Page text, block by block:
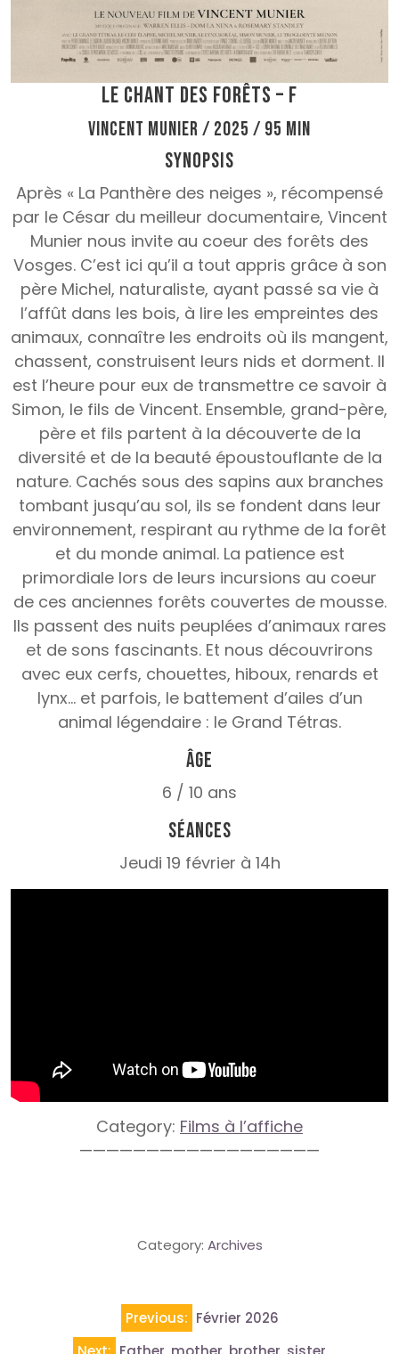
Le chant des forêts – F
Vincent Munier / 2025 / 95 min
Synopsis
Après « La Panthère des neiges », récompensé
par le César du meilleur documentaire, Vincent
Munier nous invite au coeur des forêts des
Vosges. C’est ici qu’il a tout appris grâce à son
père Michel, naturaliste, ayant passé sa vie à
l’affût dans les bois, à lire les empreintes des
animaux, connaître les endroits où ils mangent,
chassent, construisent leurs nids et dorment. Il
est l’heure pour eux de transmettre ce savoir à
Simon, le fils de Vincent. Ensemble, grand-père,
père et fils partent à la découverte de la
diversité et de la beauté époustouflante de la
nature. Cachés sous des sapins aux branches
tombant jusqu’au sol, ils se fondent dans leur
environnement, respirant au rythme de la forêt
et du monde animal. La patience est
primordiale lors de leurs incursions au coeur
de ces anciennes forêts couvertes de mousse.
Ils passent des nuits peuplées d’animaux rares
et de sons fascinants. Et nous découvrirons
avec eux cerfs, chouettes, hiboux, renards et
lynx… et parfois, le battement d’ailes d’un
animal légendaire : le Grand Tétras.
Âge
6 / 10 ans
Séances
Jeudi 19 février à 14h
Category: Films à l’affiche
——————————————————
Category: Archives
Previous: Février 2026